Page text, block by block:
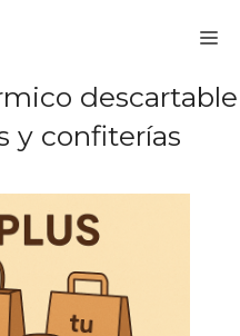
descartable
y confiterías